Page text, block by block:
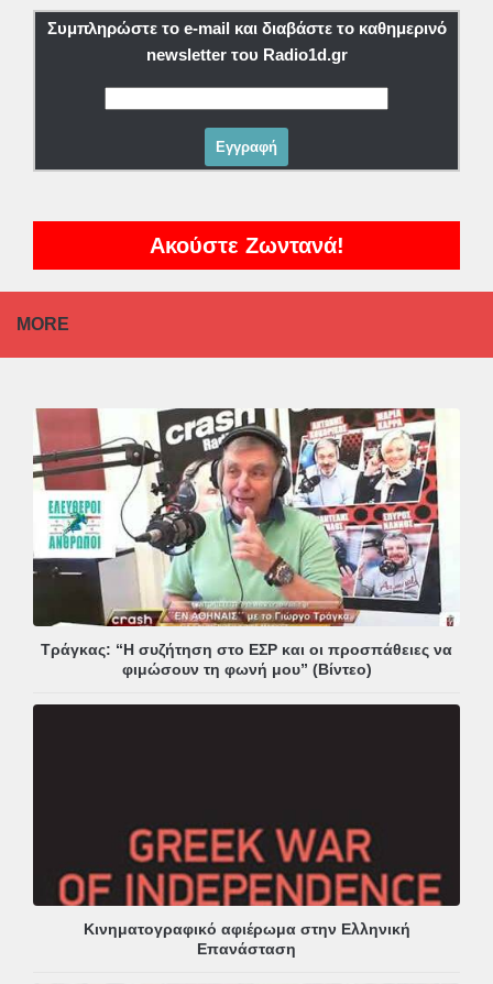
Συμπληρώστε το e-mail και διαβάστε το καθημερινό
newsletter του Radio1d.gr
Ακούστε Ζωντανά!
MORE
Τράγκας: “Η συζήτηση στο ΕΣΡ και οι προσπάθειες να
φιμώσουν τη φωνή μου” (Βίντεο)
Κινηματογραφικό αφιέρωμα στην Ελληνική
Επανάσταση